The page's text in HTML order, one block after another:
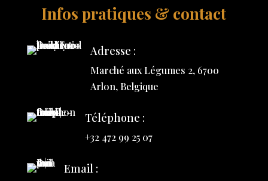
Infos pratiques & contact
Adresse :
Marché aux Légumes 2, 6700
Arlon, Belgique
Téléphone :
+32 472 99 25 07
Email :